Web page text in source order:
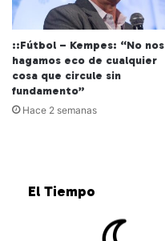
::Fútbol – Kempes: “No nos
hagamos eco de cualquier
cosa que circule sin
fundamento”
Hace 2 semanas
El Tiempo